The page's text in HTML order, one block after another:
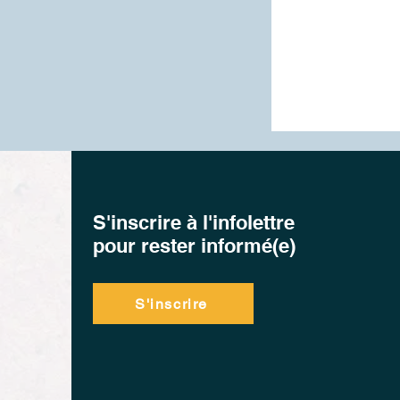
S'inscrire à l'infolettre
pour rester informé(e)
S'inscrire